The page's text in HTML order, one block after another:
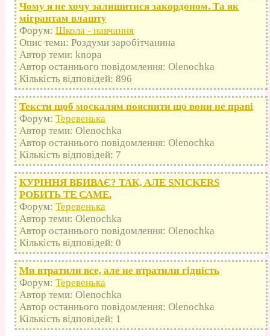
Чому я не хочу залишитися закордоном. Та як
мігрантам влашту
Форум: Школа - навчання
Опис теми: Роздуми заробітчанина
Автор теми: knopa
Автор останнього повідомлення: Olenochka
Кількість відповідей: 896
Тексти щоб москалям пояснити що вони не праві
Форум: Теревенька
Автор теми: Olenochka
Автор останнього повідомлення: Olenochka
Кількість відповідей: 7
КУРІННЯ ВБИВАЄ? ТАК, АЛЕ SNICKERS
РОБИТЬ ТЕ САМЕ.
Форум: Теревенька
Автор теми: Olenochka
Автор останнього повідомлення: Olenochka
Кількість відповідей: 0
Ми втратили все, але не втратили гідність
Форум: Теревенька
Автор теми: Olenochka
Автор останнього повідомлення: Olenochka
Кількість відповідей: 1